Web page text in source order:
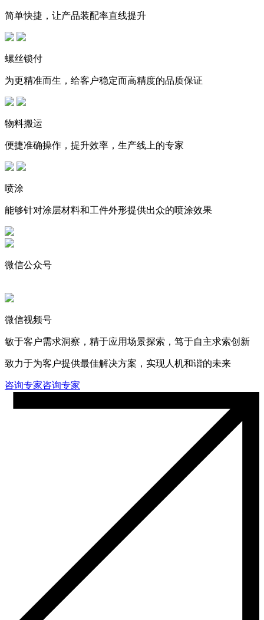
简单快捷，让产品装配率直线提升
螺丝锁付
为更精准而生，给客户稳定而高精度的品质保证
物料搬运
便捷准确操作，提升效率，生产线上的专家
喷涂
能够针对涂层材料和工件外形提供出众的喷涂效果
微信公众号
微信视频号
敏于客户需求洞察，精于应用场景探索，笃于自主求索创新
致力于为客户提供最佳解决方案，实现人机和谐的未来
咨询专家咨询专家